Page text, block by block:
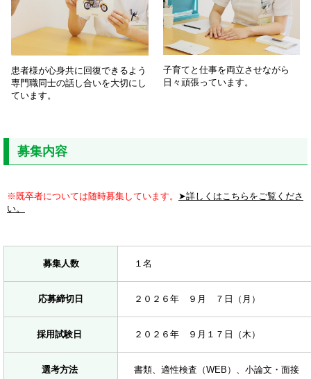
患者様が心身共に回復できるよう
専門職同士の話し合いを大切にし
ています。
子育てと仕事を両立させながら
日々頑張っています。
募集内容
※既卒者については随時募集しています。 ➤詳しくはこちらをご覧くださ
い。
募集人数 １名
応募締切日 ２０２６年 ９月 ７日（月）
採用試験日 ２０２６年 ９月１７日（木）
選考方法 書類、適性検査（WEB）、小論文・面接